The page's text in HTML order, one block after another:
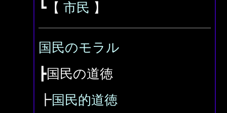
┗【 市民 】
国民のモラル
┣国民の道徳
┣国民的道徳